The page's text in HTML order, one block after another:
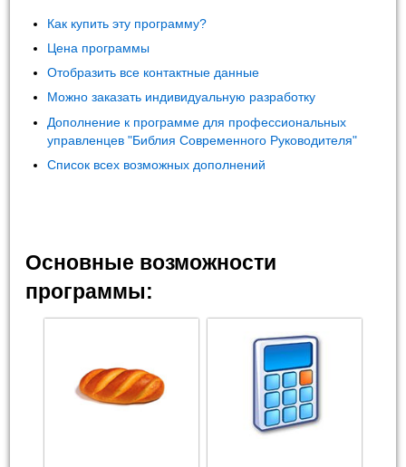
Как купить эту программу?
Цена программы
Отобразить все контактные данные
Можно заказать индивидуальную разработку
Дополнение к программе для профессиональных
управленцев "Библия Современного Руководителя"
Список всех возможных дополнений
Основные возможности
программы: